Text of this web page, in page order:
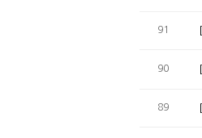
91
90
89